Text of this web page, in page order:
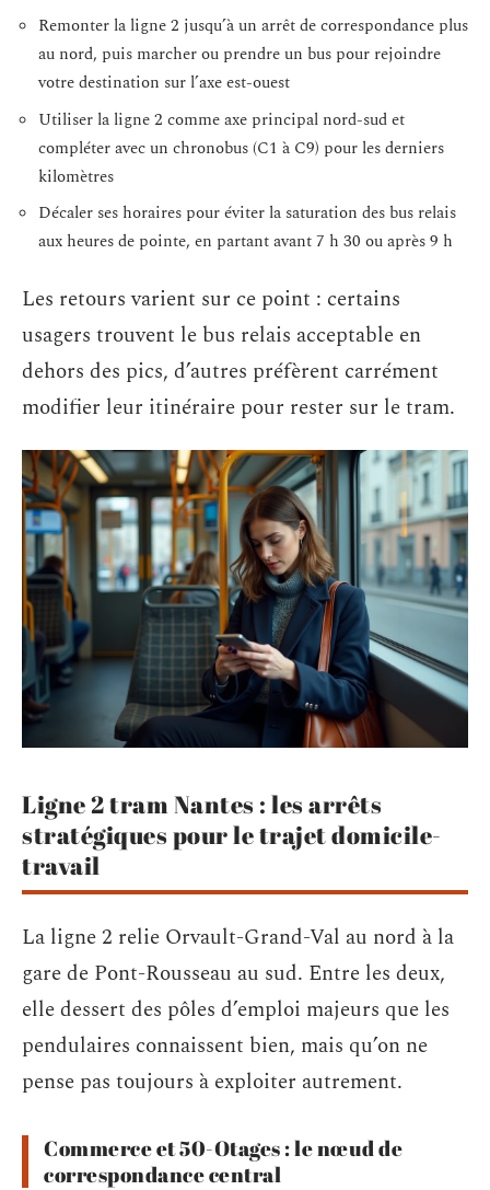
Remonter la ligne 2 jusqu’à un arrêt de correspondance plus
au nord, puis marcher ou prendre un bus pour rejoindre
votre destination sur l’axe est-ouest
Utiliser la ligne 2 comme axe principal nord-sud et
compléter avec un chronobus (C1 à C9) pour les derniers
kilomètres
Décaler ses horaires pour éviter la saturation des bus relais
aux heures de pointe, en partant avant 7 h 30 ou après 9 h
Les retours varient sur ce point : certains
usagers trouvent le bus relais acceptable en
dehors des pics, d’autres préfèrent carrément
modifier leur itinéraire pour rester sur le tram.
Ligne 2 tram Nantes : les arrêts
stratégiques pour le trajet domicile-
travail
La ligne 2 relie Orvault-Grand-Val au nord à la
gare de Pont-Rousseau au sud. Entre les deux,
elle dessert des pôles d’emploi majeurs que les
pendulaires connaissent bien, mais qu’on ne
pense pas toujours à exploiter autrement.
Commerce et 50-Otages : le nœud de
correspondance central